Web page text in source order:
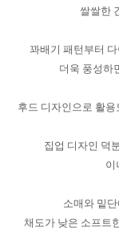
쌀쌀한
꽈배기 패턴부터
더욱 풍성하
후드 디자인으로 활
집업 디자인 덕
이
소매와 밑
채도가 낮은 소프트